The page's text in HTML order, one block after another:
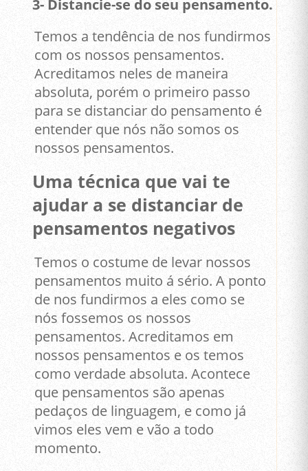
3- Distancie-se do seu pensamento.
Temos a tendência de nos fundirmos
com os nossos pensamentos.
Acreditamos neles de maneira
absoluta, porém o primeiro passo
para se distanciar do pensamento é
entender que nós não somos os
nossos pensamentos.
Uma técnica que vai te
ajudar a se distanciar de
pensamentos negativos
Temos o costume de levar nossos
pensamentos muito á sério. A ponto
de nos fundirmos a eles como se
nós fossemos os nossos
pensamentos. Acreditamos em
nossos pensamentos e os temos
como verdade absoluta. Acontece
que pensamentos são apenas
pedaços de linguagem, e como já
vimos eles vem e vão a todo
momento.